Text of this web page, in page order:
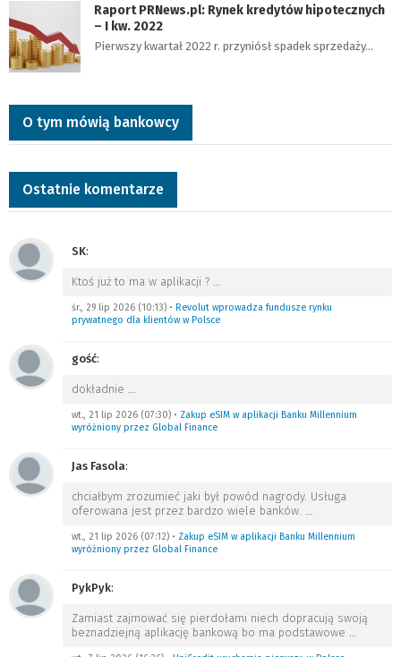
Raport PRNews.pl: Rynek kredytów hipotecznych
– I kw. 2022
Pierwszy kwartał 2022 r. przyniósł spadek sprzedaży…
O tym mówią bankowcy
Ostatnie komentarze
SK:
Ktoś już to ma w aplikacji ?
śr., 29 lip 2026 (10:13) • Revolut wprowadza fundusze rynku
prywatnego dla klientów w Polsce
gość:
dokładnie
wt., 21 lip 2026 (07:30) • Zakup eSIM w aplikacji Banku Millennium
wyróżniony przez Global Finance
Jas Fasola:
chciałbym zrozumieć jaki był powód nagrody. Usługa
oferowana jest przez bardzo wiele banków.
wt., 21 lip 2026 (07:12) • Zakup eSIM w aplikacji Banku Millennium
wyróżniony przez Global Finance
PykPyk:
Zamiast zajmować się pierdołami niech dopracują swoją
beznadziejną aplikację bankową bo ma podstawowe